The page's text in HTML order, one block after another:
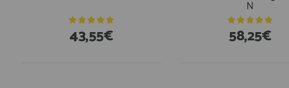
43,55€
N
58,25€